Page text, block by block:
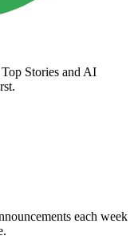
Stories and AI
each week